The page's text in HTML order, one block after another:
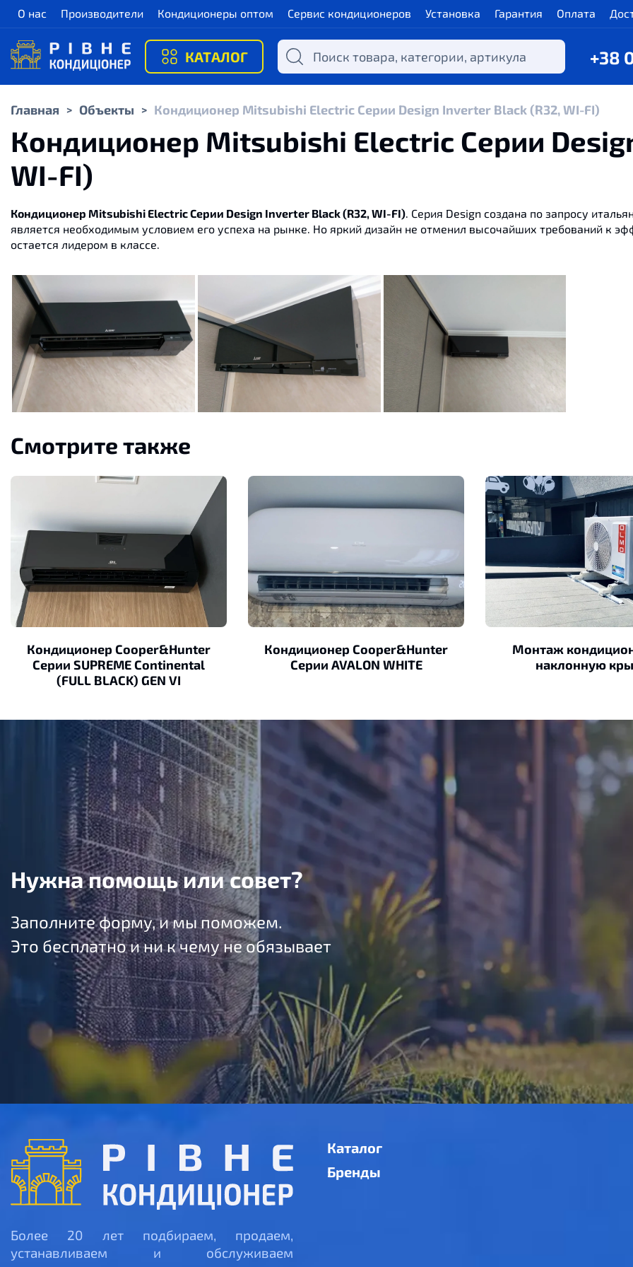
О нас Производители Кондиционеры оптом Сервис кондиционеров Установка Гарантия Оплата
КАТАЛОГ +38
Главная > Объекты > Кондиционер Mitsubishi Electric Cерии Design Inverter Black (R32, WI-FI)
Кондиционер Mitsubishi Electric Cерии
WI-FI)
Кондиционер Mitsubishi Electric Cерии Design Inverter Black (R32, WI-FI). Серия Design создана по запросу
является необходимым условием его успеха на рынке. Но яркий дизайн не отменил высочайших требований к
остается лидером в классе.
Смотрите также
Кондиционер Cooper&Hunter
Cерии SUPREME Continental
(FULL BLACK) GEN VI
Кондиционер Cooper&Hunter
Cерии AVALON WHITE
Монтаж
наклонную
Нужна помощь или совет?
Заполните форму, и мы поможем.
Это бесплатно и ни к чему не обязывает
Более 20 лет подбираем, продаем,
устанавливаем и обслуживаем
Каталог
Бренды